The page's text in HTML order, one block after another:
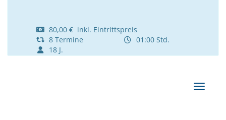
80,00 € inkl. Eintrittspreis
8 Termine
01:00 Std.
18 J.